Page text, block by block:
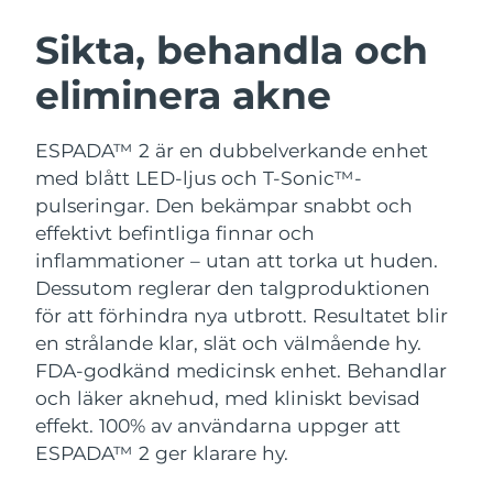
Sikta, behandla och
eliminera akne
ESPADA™ 2 är en dubbelverkande enhet
med blått LED-ljus och T-Sonic™-
pulseringar. Den bekämpar snabbt och
effektivt befintliga finnar och
inflammationer – utan att torka ut huden.
Dessutom reglerar den talgproduktionen
för att förhindra nya utbrott. Resultatet blir
en strålande klar, slät och välmående hy.
FDA-godkänd medicinsk enhet. Behandlar
och läker aknehud, med kliniskt bevisad
effekt. 100% av användarna uppger att
ESPADA™ 2 ger klarare hy.
LUNA™ 4-paket
Anti-aging massage
LUNA™ 4 Plus
Massage, LED heating
LUNA™ 4 Men
For men, anti-aging massage
BEAR™ 2-paket
Microcurrent toning
BEAR™ 2 go
Microcurrent toning on-the-go
BEAR™ 2 eyes & lips
Microcurrent line smoothing device
Återfuktning
UFO™ 3-paket
Deep facial hydration
UFO™ 3 LED
Near-infrared and red light therapy
device
Munvård
issa™ 4
Hybrid silicone sonic toothbrush
issa™ 4 plus
Smart hybrid silicone sonic toothbrush
FAQ™ ANTI-AGING-BEHANDLING
Anti-aging LED-behandlingar
NEW
Österrike Förväntad leverans8/12/26
Bahrain Förväntad leverans
Belgien
Bermuda Förväntad leverans
Bosnien och
Hercegovina
Förväntad leverans8/15/26
Brunei Förväntad leverans8/17/26
Bulgarien Förväntad leverans8/12/26
Kanada Förväntad leverans